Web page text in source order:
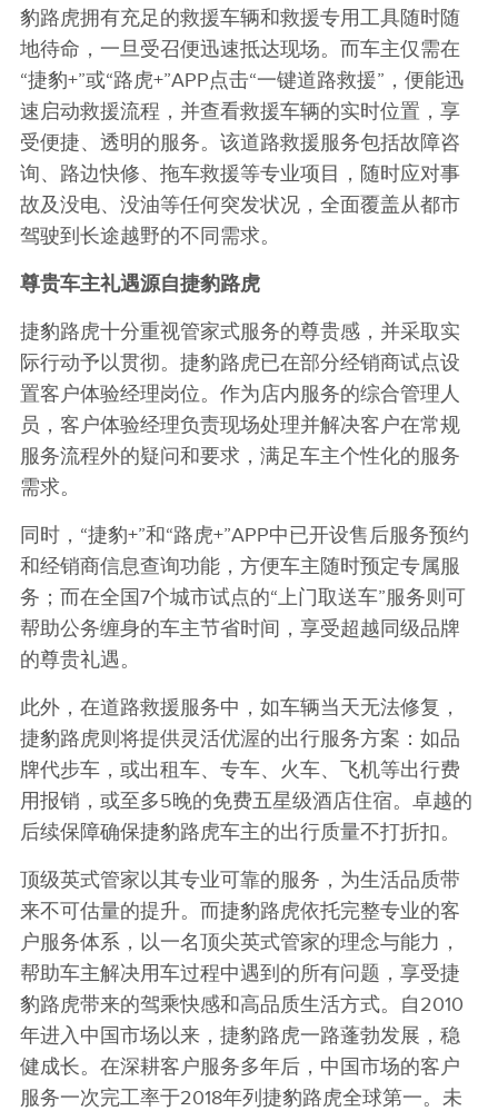
豹路虎拥有充足的救援车辆和救援专用工具随时随
地待命，一旦受召便迅速抵达现场。而车主仅需在
“捷豹+”或“路虎+”APP点击“一键道路救援” ，便能迅
速启动救援流程，并查看救援车辆的实时位置，享
受便捷、透明的服务。该道路救援服务包括故障咨
询、路边快修、拖车救援等专业项目，随时应对事
故及没电、没油等任何突发状况，全面覆盖从都市
驾驶到长途越野的不同需求。
尊贵车主礼遇源自捷豹路虎
捷豹路虎十分重视管家式服务的尊贵感，并采取实
际行动予以贯彻。捷豹路虎已在部分经销商试点设
置客户体验经理岗位。作为店内服务的综合管理人
员，客户体验经理负责现场处理并解决客户在常规
服务流程外的疑问和要求，满足车主个性化的服务
需求。
同时， “捷豹+”和“路虎+”APP中已开设售后服务预约
和经销商信息查询功能，方便车主随时预定专属服
务；而在全国7个城市试点的“上门取送车”服务则可
帮助公务缠身的车主节省时间，享受超越同级品牌
的尊贵礼遇。
此外，在道路救援服务中，如车辆当天无法修复，
捷豹路虎则将提供灵活优渥的出行服务方案：如品
牌代步车，或出租车、专车、火车、飞机等出行费
用报销，或至多5晚的免费五星级酒店住宿。卓越的
后续保障确保捷豹路虎车主的出行质量不打折扣。
顶级英式管家以其专业可靠的服务，为生活品质带
来不可估量的提升。而捷豹路虎依托完整专业的客
户服务体系，以一名顶尖英式管家的理念与能力，
帮助车主解决用车过程中遇到的所有问题，享受捷
豹路虎带来的驾乘快感和高品质生活方式。自2010
年进入中国市场以来，捷豹路虎一路蓬勃发展，稳
健成长。在深耕客户服务多年后，中国市场的客户
服务一次完工率于2018年列捷豹路虎全球第一。未